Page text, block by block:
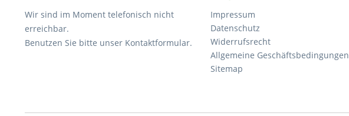
Wir sind im Moment telefonisch nicht
erreichbar.
Benutzen Sie bitte unser Kontaktformular.
Impressum
Datenschutz
Widerrufsrecht
Allgemeine Geschäftsbedingungen
Sitemap